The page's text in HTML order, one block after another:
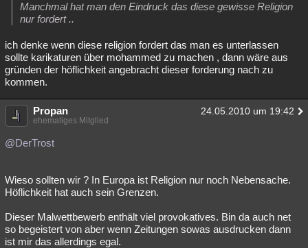
Manchmal hat man den Eindruck das diese gewisse Religion
nur fordert ..
ich denke wenn diese religion fordert das man es unterlassen
sollte karikaturen über mohammed zu machen , dann wäre aus
gründen der höflichkeit angebracht dieser forderung nach zu
kommen.
Propan 24.05.2010 um 19:42
ehemaliges Mitglied
@DerTrost
Wieso sollten wir ? In Europa ist Religion nur noch Nebensache.
Höflichkeit hat auch sein Grenzen.
Dieser Malwettbewerb enthält viel provokatives. Bin da auch net
so begeistert von aber wenn Zeitungen sowas ausdrucken dann
ist mir das allerdings egal.